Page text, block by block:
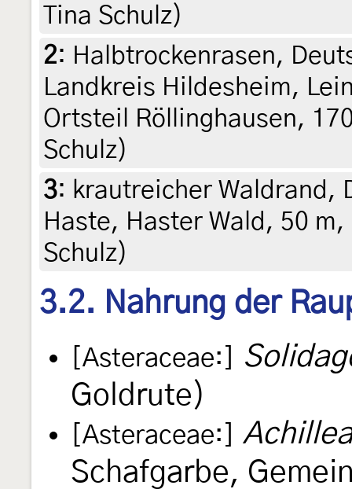
Tina Schulz)
2: Halbtrockenrasen,
Landkreis Hildesheim,
Ortsteil Röllinghausen,
Schulz)
3: krautreicher Waldrand,
Haste, Haster Wald, 50
Schulz)
3.2. Nahrung der
[Asteraceae:]
Goldrute)
[Asteraceae:]
Schafgarbe,